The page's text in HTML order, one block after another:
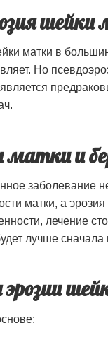
матки в
Но
матки и
заболевание
матки, а
лечение
лучше
эрозии